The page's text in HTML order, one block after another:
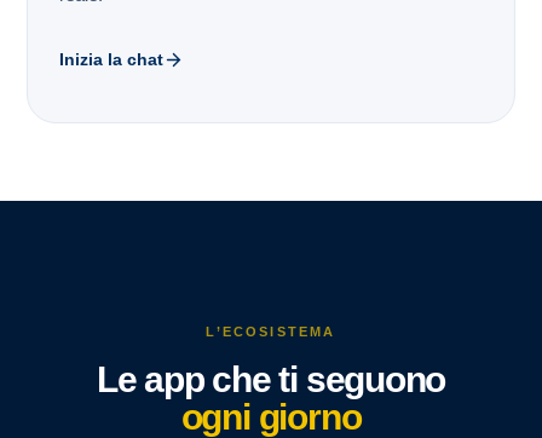
Inizia la chat
L’ECOSISTEMA
Le app che ti seguono
ogni giorno